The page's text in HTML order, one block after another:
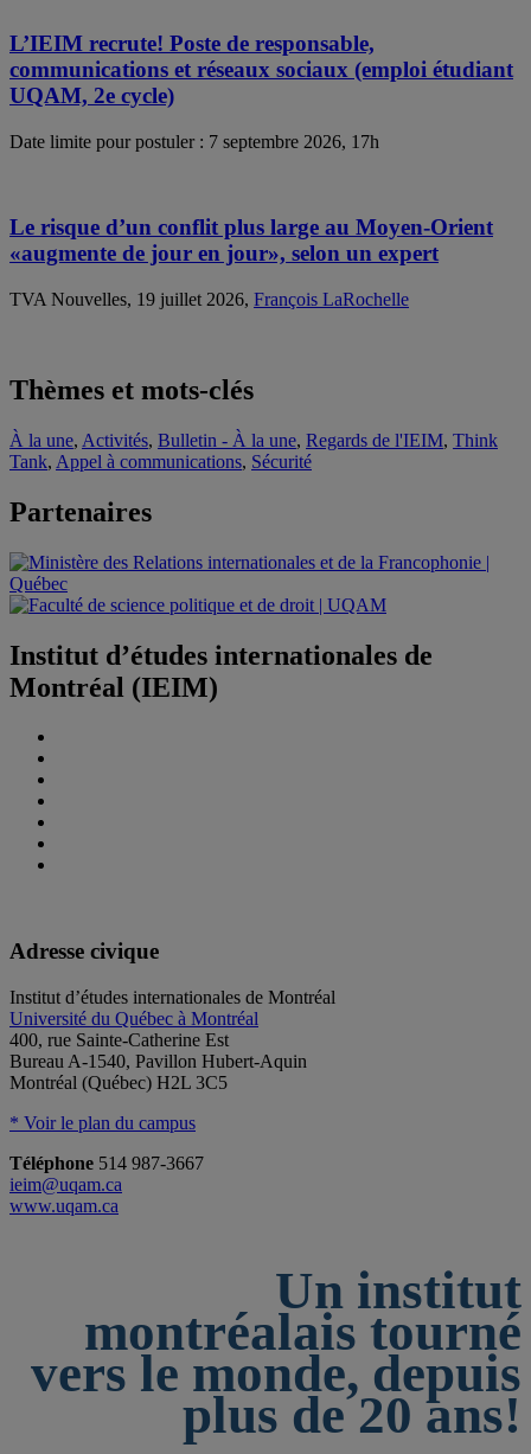
L’IEIM recrute! Poste de responsable,
communications et réseaux sociaux (emploi étudiant
UQAM, 2e cycle)
Date limite pour postuler : 7 septembre 2026, 17h
Le risque d’un conflit plus large au Moyen-Orient
«augmente de jour en jour», selon un expert
TVA Nouvelles, 19 juillet 2026, François LaRochelle
Thèmes et mots-clés
À la une, Activités, Bulletin - À la une, Regards de l'IEIM, Think
Tank, Appel à communications, Sécurité
Partenaires
Institut d’études internationales de
Montréal (IEIM)
Adresse civique
Institut d’études internationales de Montréal
Université du Québec à Montréal
400, rue Sainte-Catherine Est
Bureau A-1540, Pavillon Hubert-Aquin
Montréal (Québec) H2L 3C5
* Voir le plan du campus
Téléphone 514 987-3667
ieim@uqam.ca
www.uqam.ca
Un institut
montréalais tourné
vers le monde, depuis
plus de 20 ans!